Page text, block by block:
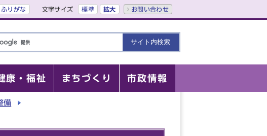
ふりがな 文字サイズ 標準 拡大 お問い合わせ
康・福祉 まちづくり 市政情報
備